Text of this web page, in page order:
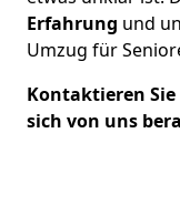
Erfahrung und
Umzug für
Kontaktieren
sich von uns